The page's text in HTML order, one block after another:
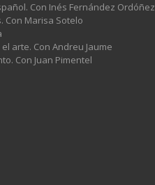
Con Inés Fernández Ordóñez
Con Marisa Sotelo
arte. Con Andreu Jaume
Con Juan Pimentel